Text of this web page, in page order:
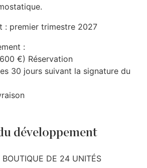
: premier trimestre 2027
:
€) Réservation
30 jours suivant la signature du
développement
BOUTIQUE DE 24 UNITÉS